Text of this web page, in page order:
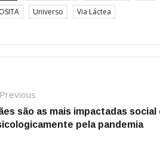
Universo Via Láctea
Previous
post:
são as mais impactadas social
pela pandemia